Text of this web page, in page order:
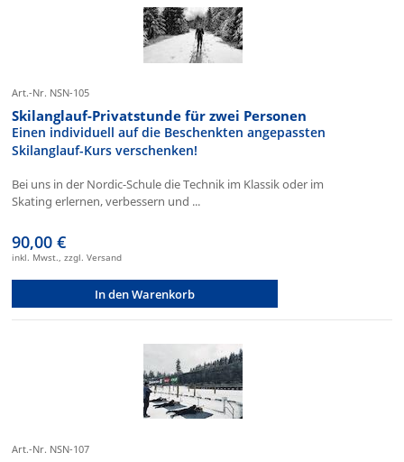
Art.-Nr. NSN-105
Skilanglauf-Privatstunde für zwei Personen
Einen individuell auf die Beschenkten angepassten
Skilanglauf-Kurs verschenken!
Bei uns in der Nordic-Schule die Technik im Klassik oder im
Skating erlernen, verbessern und ...
90,00 €
inkl. Mwst., zzgl. Versand
In den Warenkorb
Art.-Nr. NSN-107